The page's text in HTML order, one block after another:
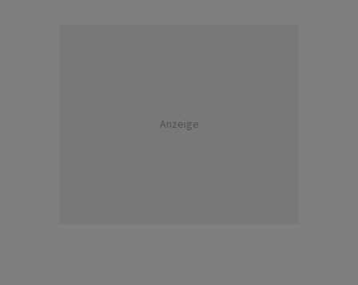
Anzeige